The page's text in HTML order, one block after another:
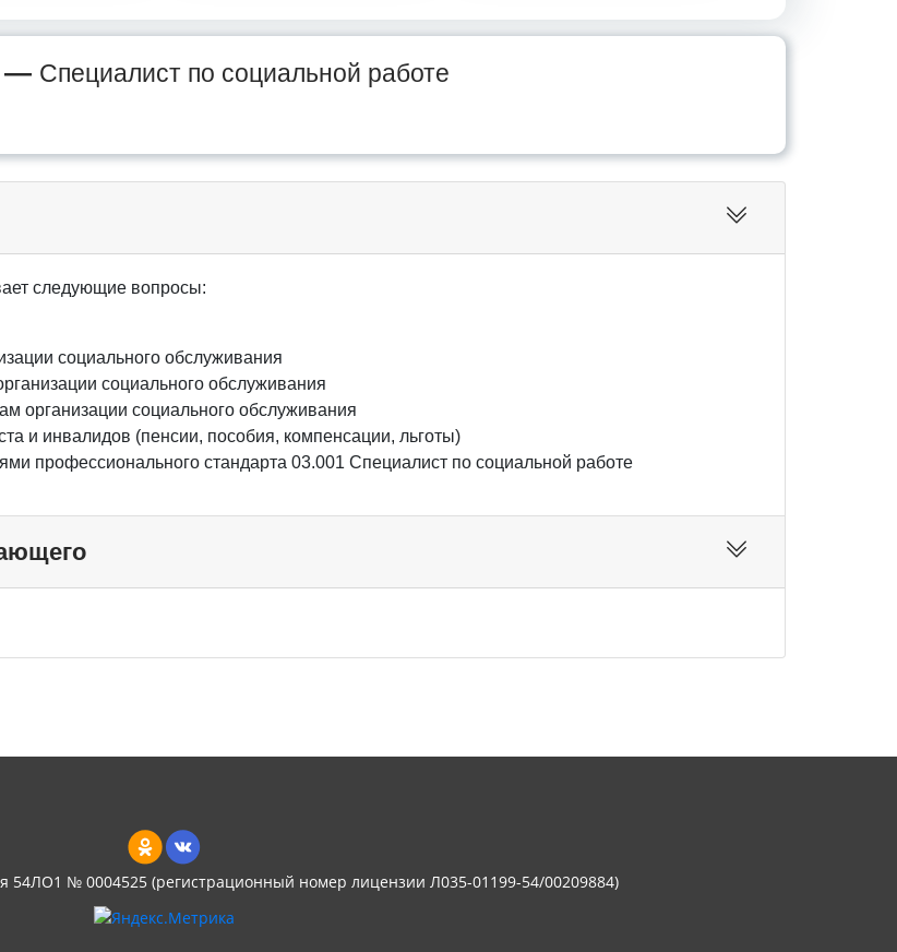
— Специалист по социальной работе
следующие вопросы:
социального обслуживания
социального обслуживания
организации социального обслуживания
и инвалидов (пенсии, пособия, компенсации, льготы)
профессионального стандарта 03.001 Специалист по социальной работе
54ЛО1 № 0004525 (регистрационный номер лицензии Л035-01199-54/00209884)